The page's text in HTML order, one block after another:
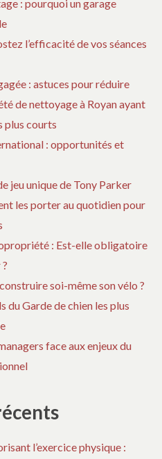
: pourquoi un garage
l’efficacité de vos séances
: astuces pour réduire
de nettoyage à Royan ayant
plus courts
: opportunités et
jeu unique de Tony Parker
les porter au quotidien pour
: Est-elle obligatoire
soi-même son vélo ?
du Garde de chien les plus
face aux enjeux du
l’exercice physique :